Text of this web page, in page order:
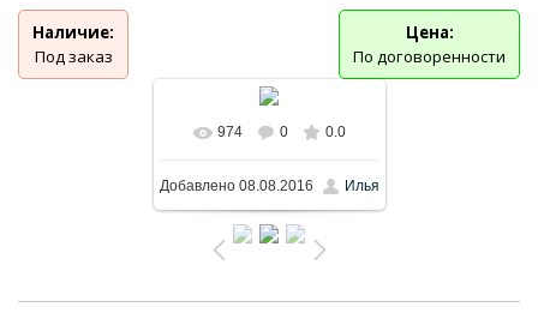
Наличие:
Под заказ
Цена:
По договоренности
974 0 0.0
Добавлено08.08.2016 Илья